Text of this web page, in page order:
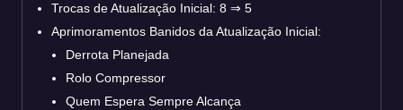
Trocas de Atualização Inicial: 8 ⇒ 5
Aprimoramentos Banidos da Atualização Inicial:
Derrota Planejada
Rolo Compressor
Quem Espera Sempre Alcança